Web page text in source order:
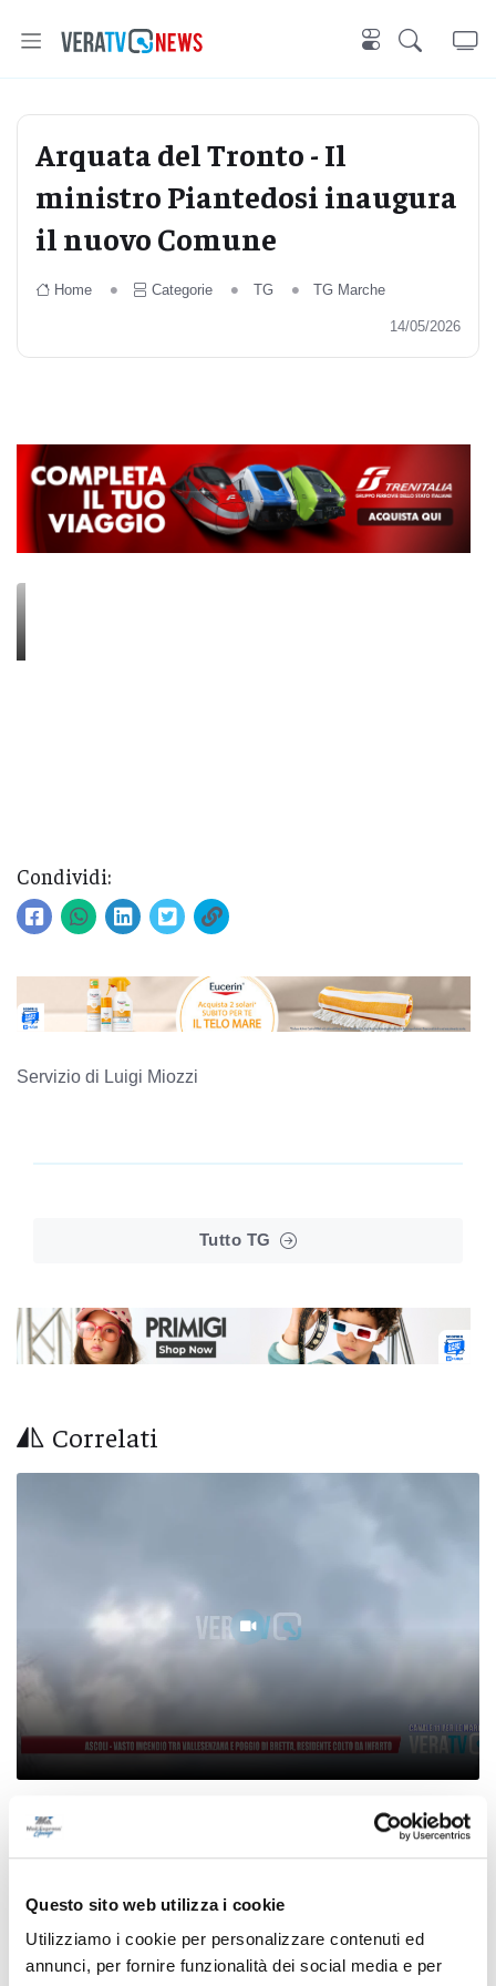
Questo sito web utilizza i cookie
Utilizziamo i cookie per personalizzare contenuti ed
annunci, per fornire funzionalità dei social media e per
Arquata del Tronto - Il
ministro Piantedosi inaugura
il nuovo Comune
Home Categorie TG TG Marche
14/05/2026
Condividi:
Servizio di Luigi Miozzi
Tutto TG
Correlati
Ascoli - Vasto incendio tra Vallesenzana e
Poggio di Bretta, residente colto da infarto